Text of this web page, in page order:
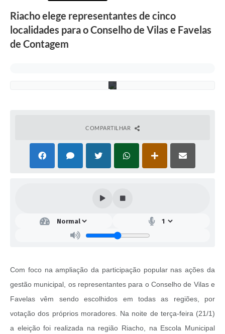
Riacho elege representantes de cinco
localidades para o Conselho de Vilas e Favelas
de Contagem
i
e
V
COMPARTILHAR
Com foco na ampliação da participação popular nas ações da
gestão municipal, os representantes para o Conselho de Vilas e
Favelas vêm sendo escolhidos em todas as regiões, por
votação dos próprios moradores. Na noite de terça-feira (21/1)
a eleição foi realizada na região Riacho, na Escola Municipal